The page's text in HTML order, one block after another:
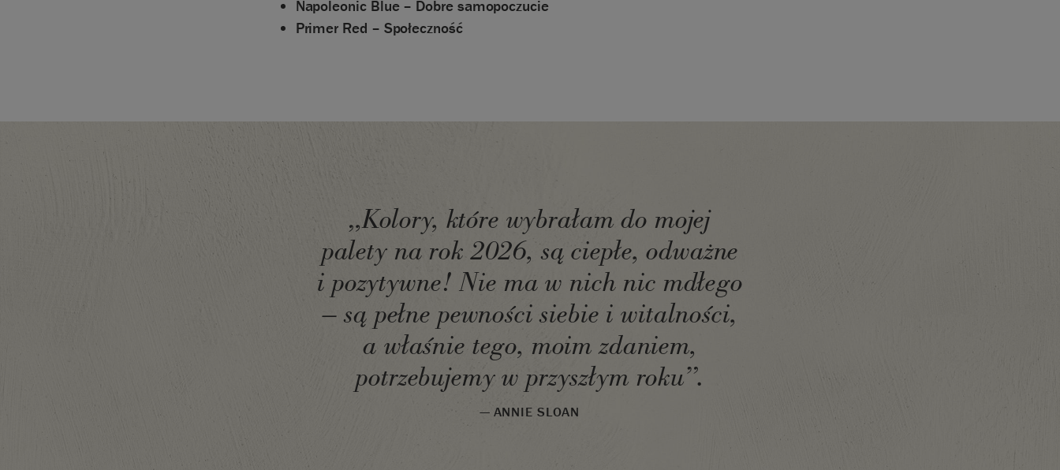
Napoleonic Blue – Dobre samopoczucie
Primer Red – Społeczność
„Kolory, które wybrałam do mojej
palety na rok 2026, są ciepłe, odważne
i pozytywne! Nie ma w nich nic mdłego
– są pełne pewności siebie i witalności,
a właśnie tego, moim zdaniem,
potrzebujemy w przyszłym roku”.
— ANNIE SLOAN